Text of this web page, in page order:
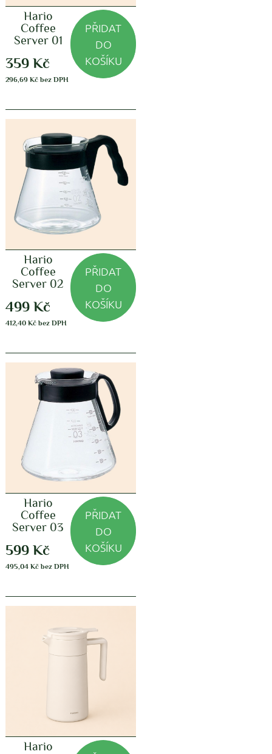
Hario
Coffee
Server 01
359 Kč
296,69 Kčbez DPH
PŘIDAT
DO
KOŠÍKU
Hario
Coffee
Server 02
499 Kč
412,40 Kčbez DPH
PŘIDAT
DO
KOŠÍKU
Hario
Coffee
Server 03
599 Kč
495,04 Kčbez DPH
PŘIDAT
DO
KOŠÍKU
Hario